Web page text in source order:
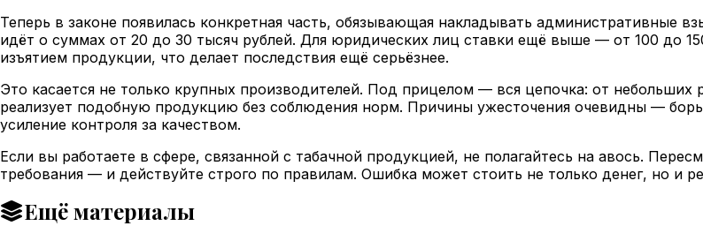
Теперь в законе появилась конкретная часть, обязывающая накладывать административные
идёт о суммах от 20 до 30 тысяч рублей. Для юридических лиц ставки ещё выше — от 100 до
изъятием продукции, что делает последствия ещё серьёзнее.
Это касается не только крупных производителей. Под прицелом — вся цепочка: от небольших
реализует подобную продукцию без соблюдения норм. Причины ужесточения очевидны —
усиление контроля за качеством.
Если вы работаете в сфере, связанной с табачной продукцией, не полагайтесь на авось.
требования — и действуйте строго по правилам. Ошибка может стоить не только денег, но и
Ещё материалы